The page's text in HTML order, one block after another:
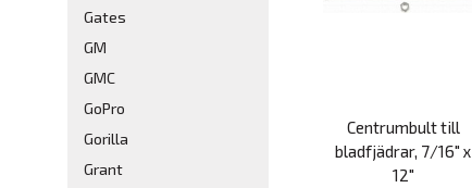
Gates
GM
GMC
GoPro
Gorilla
Grant
Centrumbult till
bladfjädrar, 7/16" x
12"